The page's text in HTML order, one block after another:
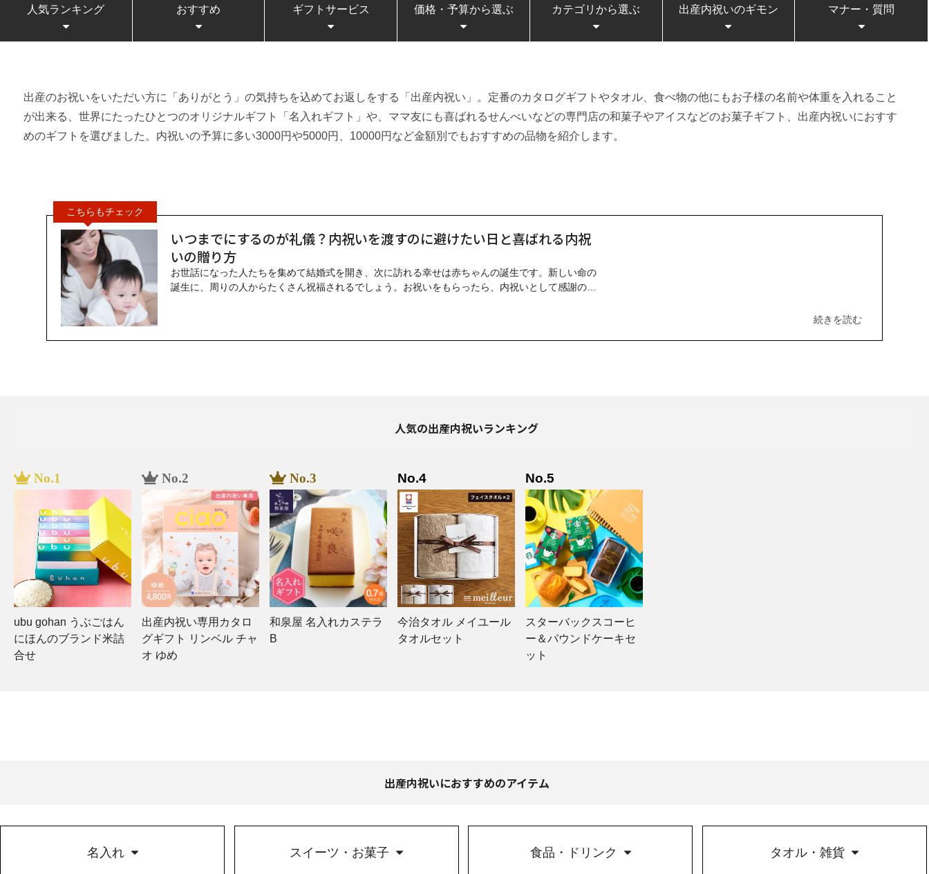
人気ランキング おすすめ ギフトサービス 価格・予算から選ぶ カテゴリから選ぶ 出産内祝いのギモン マナー・質問
出産のお祝いをいただい方に「ありがとう」の気持ちを込めてお返しをする「出産内祝い」。定番のカタログギフトやタオル、食べ物の他にもお子様の名前や体重を入れること
が出来る、世界にたったひとつのオリジナルギフト「名入れギフト」や、ママ友にも喜ばれるせんべいなどの専門店の和菓子やアイスなどのお菓子ギフト、出産内祝いにおすす
めのギフトを選びました。内祝いの予算に多い3000円や5000円、10000円など金額別でもおすすめの品物を紹介します。
いつまでにするのが礼儀？内祝いを渡すのに避けたい日と喜ばれる内祝
いの贈り方
お世話になった人たちを集めて結婚式を開き、次に訪れる幸せは赤ちゃんの誕生です。新しい命の
誕生に、周りの人からたくさん祝福されるでしょう。お祝いをもらったら、内祝いとして感謝の気
人気の出産内祝いランキング
ubu gohan うぶごはん
にほんのブランド米詰
合せ
出産内祝い専用カタロ
グギフト リンベル チャ
オ ゆめ
和泉屋 名入れカステラ
B
今治タオル メイユール
タオルセット
スターバックスコーヒ
ー＆パウンドケーキセ
ット
出産内祝いにおすすめのアイテム
名入れ スイーツ・お菓子 食品・ドリンク タオル・雑貨